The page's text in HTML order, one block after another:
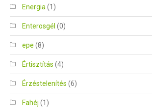
Energia(1)
Enterosgél (0)
epe (8)
Értisztítás (4)
Érzéstelenítés (6)
Fahéj (1)